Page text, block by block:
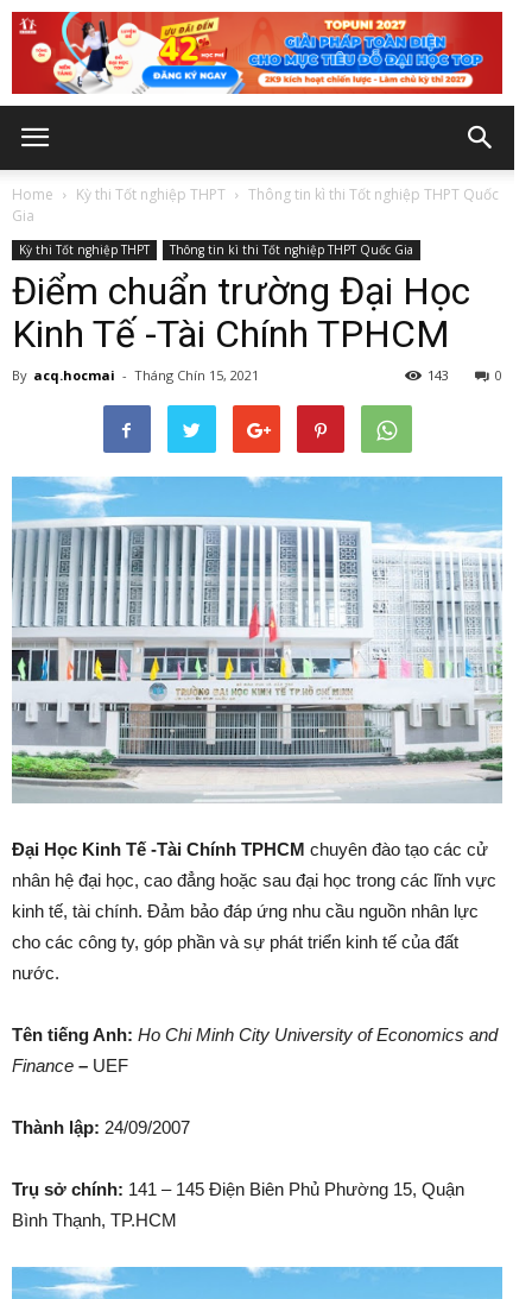
Home Kỳ thi Tốt nghiệp THPT
Thông tin kì thi Tốt nghiệp THPT Quốc
Gia
Kỳ thi Tốt nghiệp THPT Thông tin kì thi Tốt nghiệp THPT Quốc Gia
Điểm chuẩn trường Đại Học
Kinh Tế -Tài Chính TPHCM
By acq.hocmai - Tháng Chín 15, 2021 0
143
Đại Học Kinh Tế -Tài Chính TPHCM chuyên đào tạo các cử
nhân hệ đại học, cao đẳng hoặc sau đại học trong các lĩnh vực
kinh tế, tài chính. Đảm bảo đáp ứng nhu cầu nguồn nhân lực
cho các công ty, góp phần và sự phát triển kinh tế của đất
nước.
Tên tiếng Anh: Ho Chi Minh City University of Economics and
Finance – UEF
Thành lập: 24/09/2007
Trụ sở chính: 141 – 145 Điện Biên Phủ Phường 15, Quận
Bình Thạnh, TP.HCM